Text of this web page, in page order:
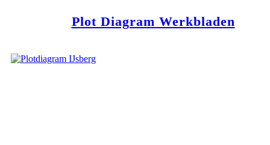
Plot Diagram Werkbladen